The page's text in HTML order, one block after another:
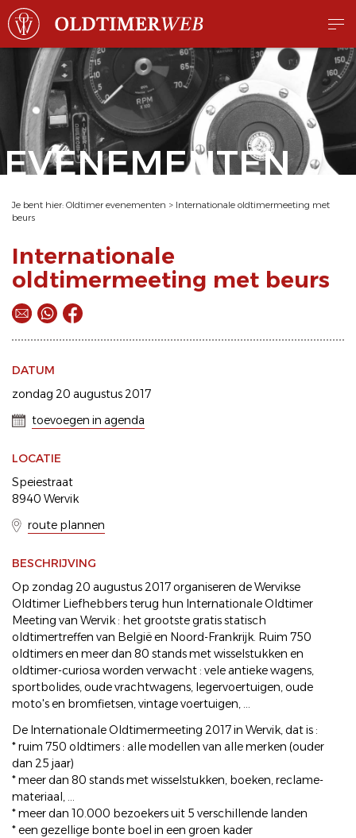
EVENEMENTEN
Je bent hier: Oldtimer evenementen > Internationale oldtimermeeting met
beurs
Internationale
oldtimermeeting met beurs
DATUM
zondag 20 augustus 2017
toevoegen in agenda
LOCATIE
Speiestraat
8940 Wervik
route plannen
BESCHRIJVING
Op zondag 20 augustus 2017 organiseren de Wervikse
Oldtimer Liefhebbers terug hun Internationale Oldtimer
Meeting van Wervik : het grootste gratis statisch
oldtimertreffen van België en Noord-Frankrijk. Ruim 750
oldtimers en meer dan 80 stands met wisselstukken en
oldtimer-curiosa worden verwacht : vele antieke wagens,
sportbolides, oude vrachtwagens, legervoertuigen, oude
moto's en bromfietsen, vintage voertuigen, ...
De Internationale Oldtimermeeting 2017 in Wervik, dat is :
* ruim 750 oldtimers : alle modellen van alle merken (ouder
dan 25 jaar)
* meer dan 80 stands met wisselstukken, boeken, reclame-
materiaal, ...
* meer dan 10.000 bezoekers uit 5 verschillende landen
* een gezellige bonte boel in een groen kader